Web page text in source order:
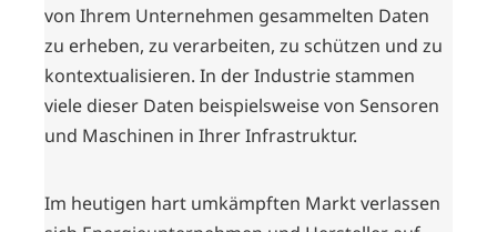
von Ihrem Unternehmen gesammelten Daten
zu erheben, zu verarbeiten, zu schützen und zu
kontextualisieren. In der Industrie stammen
viele dieser Daten beispielsweise von Sensoren
und Maschinen in Ihrer Infrastruktur.
Im heutigen hart umkämpften Markt verlassen